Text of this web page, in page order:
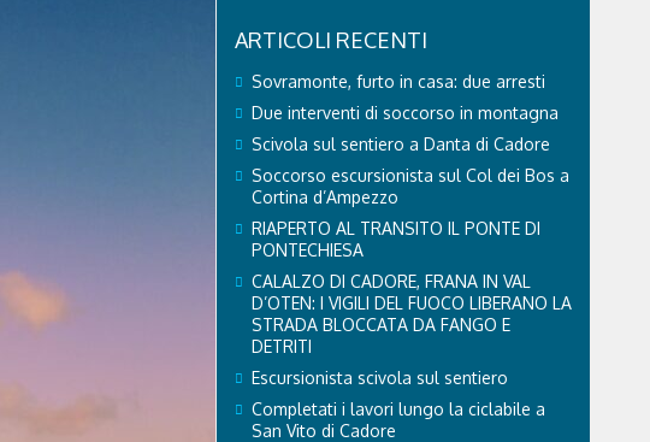
ARTICOLI RECENTI
Sovramonte, furto in casa: due arresti
Due interventi di soccorso in montagna
Scivola sul sentiero a Danta di Cadore
Soccorso escursionista sul Col dei Bos a
Cortina d’Ampezzo
RIAPERTO AL TRANSITO IL PONTE DI
PONTECHIESA
CALALZO DI CADORE, FRANA IN VAL
D’OTEN: I VIGILI DEL FUOCO LIBERANO LA
STRADA BLOCCATA DA FANGO E
DETRITI
Escursionista scivola sul sentiero
Completati i lavori lungo la ciclabile a
San Vito di Cadore